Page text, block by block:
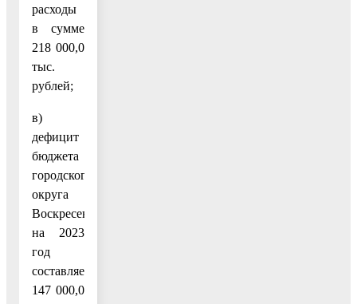
расходы
в сумме
218 000,0
тыс.
рублей;
в)
дефицит
бюджета
городского
округа
Воскресенск
на 2023
год
составляет
147 000,0